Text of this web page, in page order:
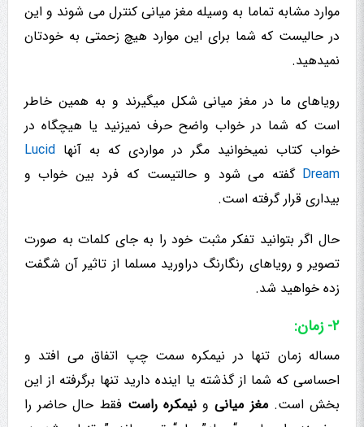
موارد مشابه تماما به وسیله مغز میانی کنترل می شوند و این
در حالیست که شما برای این موارد هیچ زحمتی به خودتان
نمیدهید.
رویاهای ما در مغز میانی شکل میگیرند و به همین خاطر
است که شما در خواب واضح حرف نمیزنید یا هیچگاه در
خواب کتاب نمیخوانید مگر در مواردی که به آنها Lucid
Dream گفته می شود و حالتیست که فرد بین خواب و
بیداری قرار گرفته است.
حال اگر بتوانید تفکر مثبت خود را به جای کلمات به صورت
تصویر و رویاهای رنگارنگ دراورید مسلما از تاثیر آن شگفت
زده خواهید شد.
۲- زمان:
مساله زمان تنها در نیمکره سمت چپ اتفاق می افتد و
احساسی که شما از گذشته یا اینده دارید تنها برگرفته از این
بخش است.مغز میانیو نیمکره راست فقط حال حاضر را